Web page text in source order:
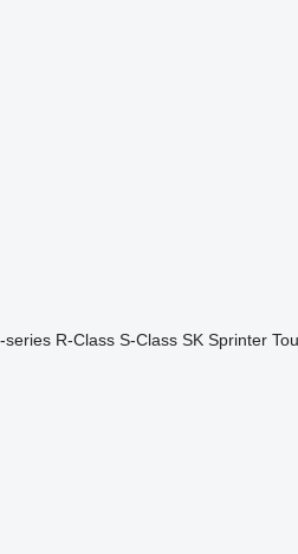
series R-Class S-Class SK Sprinter